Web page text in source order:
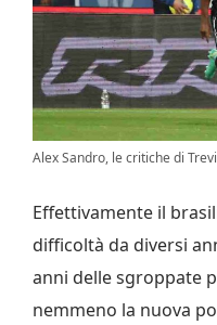
Alex Sandro, le critiche di
Effettivamente il
difficoltà da diversi
anni delle sgroppate
nemmeno la nuova